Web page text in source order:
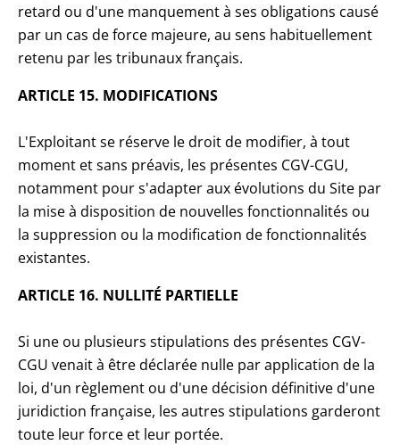
retard ou d'une manquement à ses obligations causé
par un cas de force majeure, au sens habituellement
retenu par les tribunaux français.
ARTICLE 15. MODIFICATIONS
L'Exploitant se réserve le droit de modifier, à tout
moment et sans préavis, les présentes CGV-CGU,
notamment pour s'adapter aux évolutions du Site par
la mise à disposition de nouvelles fonctionnalités ou
la suppression ou la modification de fonctionnalités
existantes.
ARTICLE 16. NULLITÉ PARTIELLE
Si une ou plusieurs stipulations des présentes CGV-
CGU venait à être déclarée nulle par application de la
loi, d'un règlement ou d'une décision définitive d'une
juridiction française, les autres stipulations garderont
toute leur force et leur portée.